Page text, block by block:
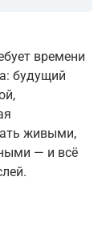
времени
будущий
живыми,
— и всё